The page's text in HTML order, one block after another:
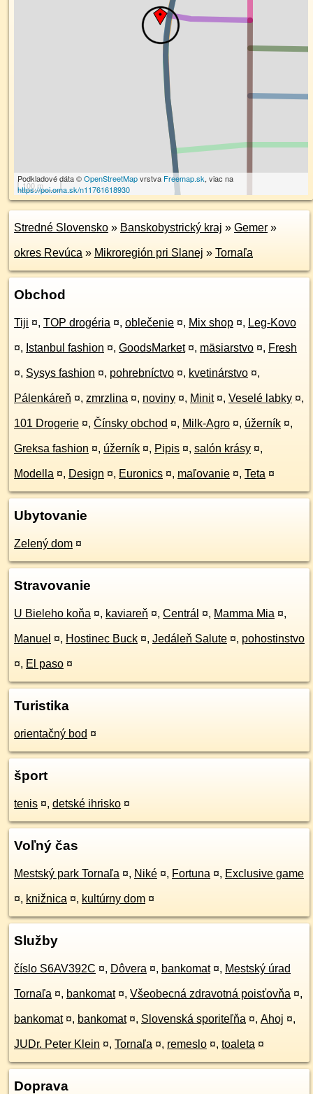
100 m
Podkladové dáta ©OpenStreetMapvrstva Freemap.sk, viac na
https://poi.oma.sk/n11761618930
Stredné Slovensko » Banskobystrický kraj » Gemer »
okres Revúca » Mikroregión pri Slanej » Tornaľa
Obchod
Tiji ¤, TOP drogéria ¤, oblečenie ¤, Mix shop ¤, Leg-Kovo
¤, Istanbul fashion ¤, GoodsMarket ¤, mäsiarstvo ¤, Fresh
¤, Sysys fashion ¤, pohrebníctvo ¤, kvetinárstvo ¤,
Pálenkáreň ¤, zmrzlina ¤, noviny ¤, Minit ¤, Veselé labky ¤,
101 Drogerie ¤, Čínsky obchod ¤, Milk-Agro ¤, úžerník ¤,
Greksa fashion ¤, úžerník ¤, Pipis ¤, salón krásy ¤,
Modella ¤, Design ¤, Euronics ¤, maľovanie ¤, Teta ¤
Ubytovanie
Zelený dom ¤
Stravovanie
U Bieleho koňa ¤, kaviareň ¤, Centrál ¤, Mamma Mia ¤,
Manuel ¤, Hostinec Buck ¤, Jedáleň Salute ¤, pohostinstvo
¤, El paso ¤
Turistika
orientačný bod ¤
šport
tenis ¤, detské ihrisko ¤
Voľný čas
Mestský park Tornaľa ¤, Niké ¤, Fortuna ¤, Exclusive game
¤, knižnica ¤, kultúrny dom ¤
Služby
číslo S6AV392C ¤, Dôvera ¤, bankomat ¤, Mestský úrad
Tornaľa ¤, bankomat ¤, Všeobecná zdravotná poisťovňa ¤,
bankomat ¤, bankomat ¤, Slovenská sporiteľňa ¤, Ahoj ¤,
JUDr. Peter Klein ¤, Tornaľa ¤, remeslo ¤, toaleta ¤
Doprava